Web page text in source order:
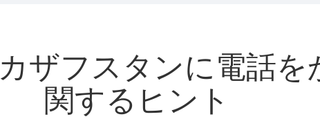
ザフスタンに電話を
関するヒント